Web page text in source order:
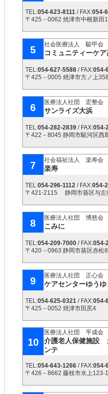
TEL:054-623-8111/ FAX:054-
〒425－0062 焼津市中根新田
5 社会医療法人 駿甲会
コミュニティーケ
TEL:054-627-5588/ FAX:054-
〒425－0005 焼津市方ノ上
6 医療法人社団 宏整会
サンライズ大浜
TEL:054-282-2839/ FAX:054-
〒422－8045 静岡市駿河区西
7 社会福祉法人 楽寿会
楽寿
TEL:054-296-1112/ FAX:054-
〒421-2115 静岡市葵区与左
8 医療法人社団 博慈会
こみに
TEL:054-209-7000/ FAX:054-
〒420－0963 静岡市葵区赤松
9 医療法人社団 正心会
ケアセンターゆうゆ
TEL:054-625-0321/ FAX:054-
〒425－0052 焼津市田尻4
10
医療法人社団 平成会
介護老人保健施設
ンテ
TEL:054-643-1266/ FAX:054-
〒426－8662 藤枝市水上123-1